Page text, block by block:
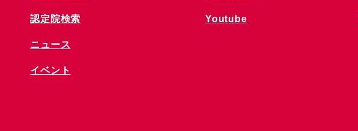
​認定院検索
ニュース
​イベント
Youtube